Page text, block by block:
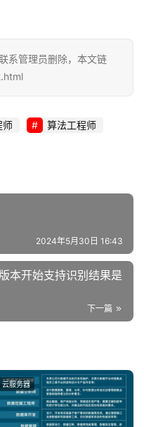
系管理员删除，本文链
师 算法工程师
2024年5月30日 16:43
本开始支持识别结果是
下一篇
云服务器